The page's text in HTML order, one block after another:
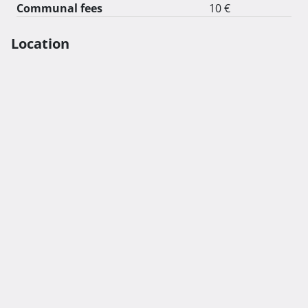
Communal fees 10 €
Location